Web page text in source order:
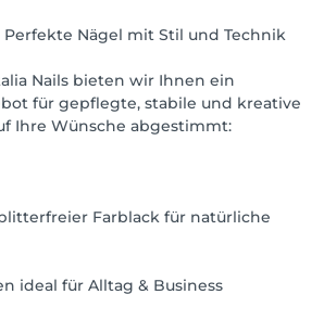
Nägel mit Stil und Technik
Nails bieten wir Ihnen ein
für gepflegte, stabile und kreative
Ihre Wünsche abgestimmt:
Farblack für natürliche
ideal für Alltag & Business